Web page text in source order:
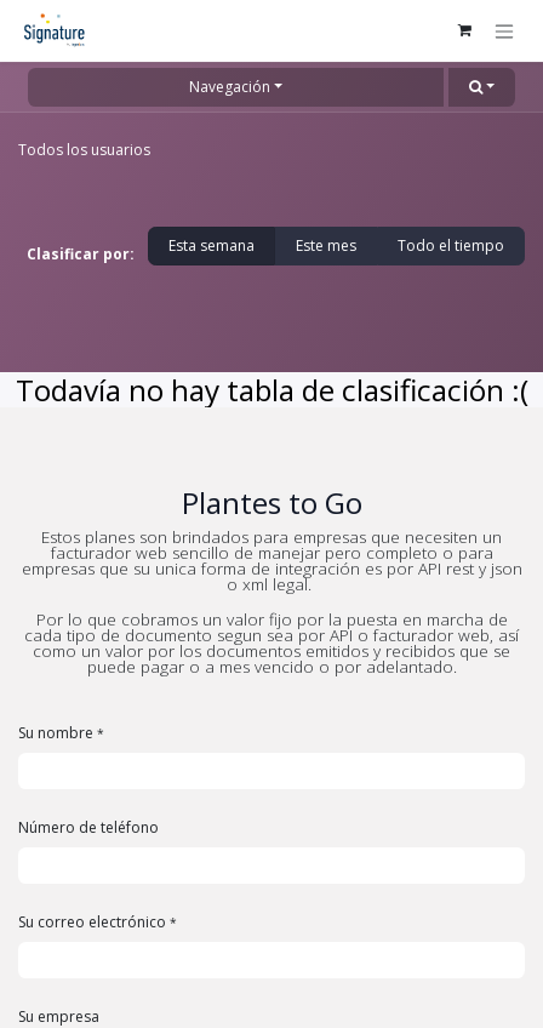
Ir al contenido
Navegación
Todos los usuarios
Clasificar por: Esta semana Este mes Todo el tiempo
Todavía no hay tabla de clasificación :(
Plantes to Go
Estos planes son brindados para empresas que necesiten un
facturador web sencillo de manejar pero completo o para
empresas que su unica forma de integración es por API rest y json
o xml legal.
Por lo que cobramos un valor fijo por la puesta en marcha de
cada tipo de documento segun sea por API o facturador web, así
como un valor por los documentos emitidos y recibidos que se
puede pagar o a mes vencido o por adelantado.
Su nombre *
Número de teléfono
Su correo electrónico *
Su empresa